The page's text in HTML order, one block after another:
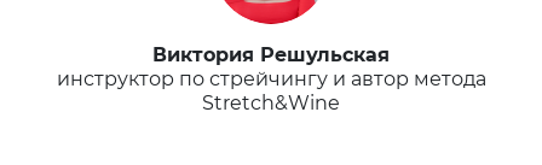
Виктория Решульская
инструктор по стрейчингу и автор метода
Stretch&Wine